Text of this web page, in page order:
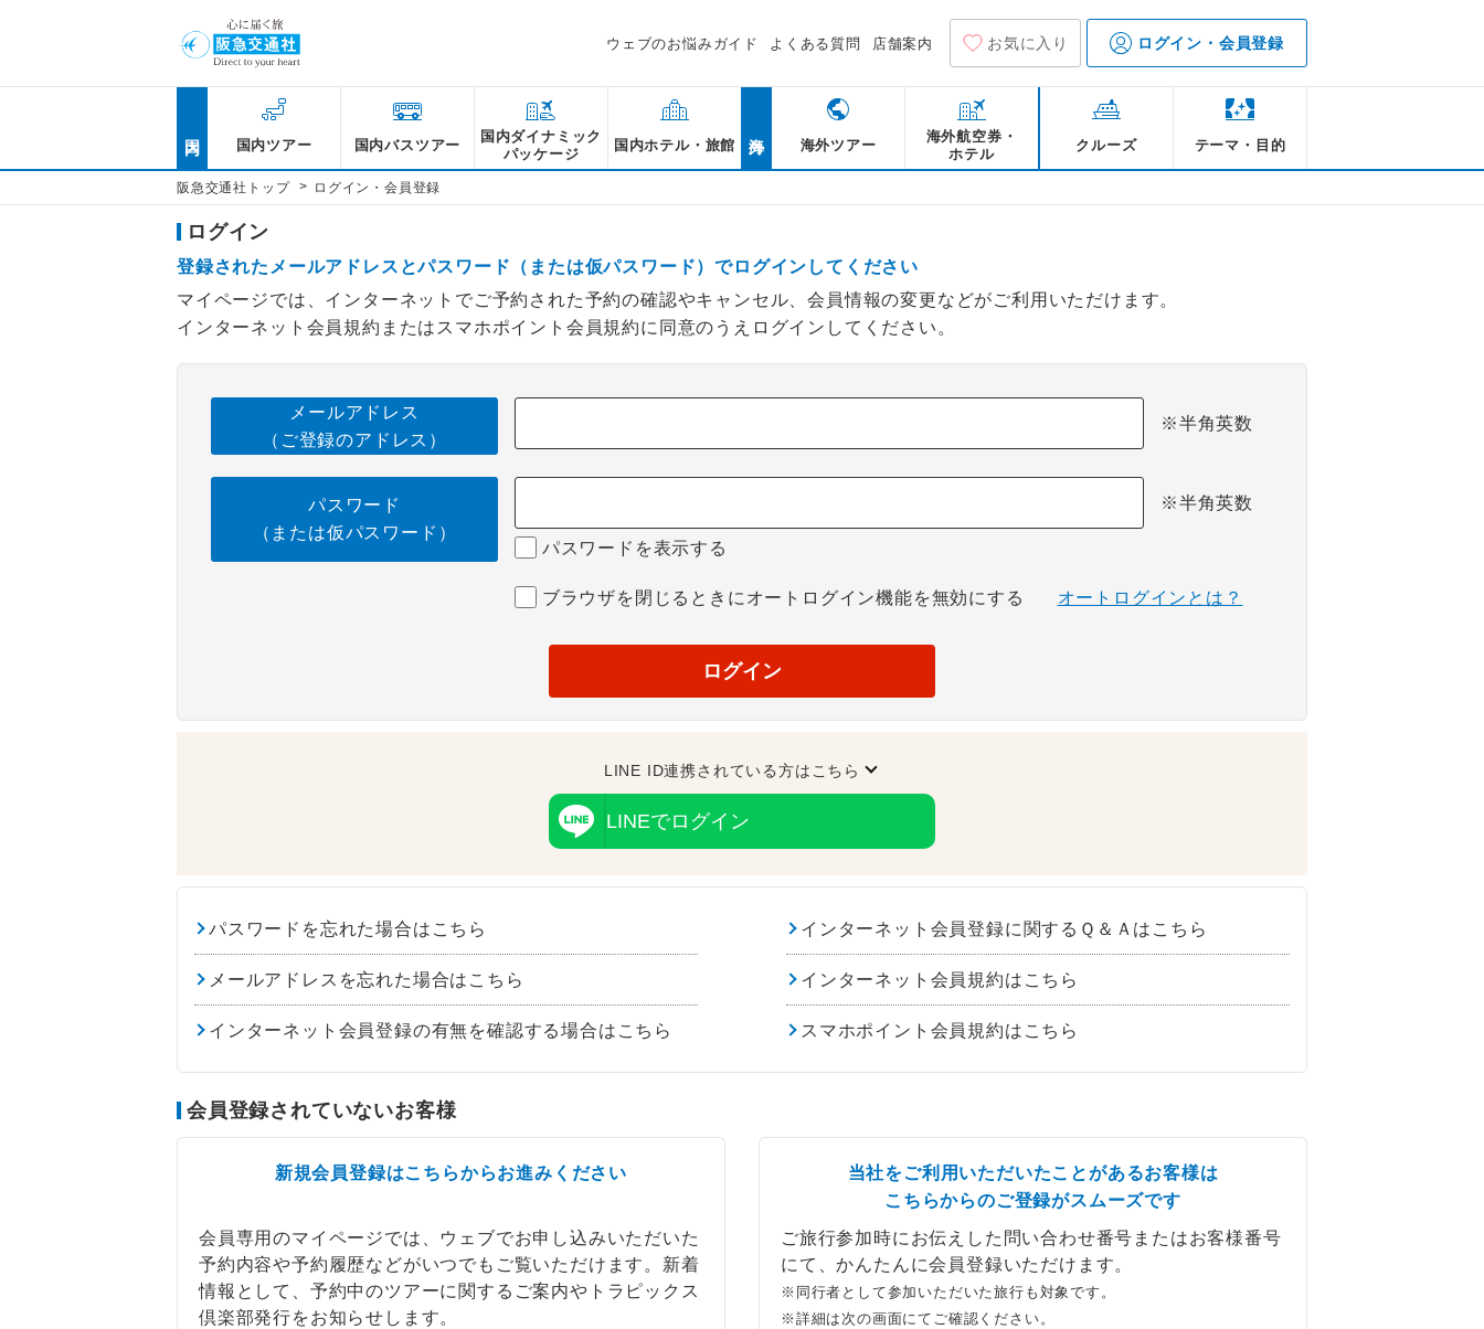
ウェブのお悩みガイド よくある質問 店舗案内 お気に入り ログイン・会員登録
国内ツアー 国内バスツアー
国内ダイナミック
パッケージ
国内ホテル・旅館 海外ツアー
海外航空券・
ホテル
クルーズ テーマ・目的
阪急交通社トップ > ログイン・会員登録
ログイン
登録されたメールアドレスとパスワード（または仮パスワード）でログインしてください
マイページでは、インターネットでご予約された予約の確認やキャンセル、会員情報の変更などがご利用いただけます。
インターネット会員規約またはスマホポイント会員規約に同意のうえログインしてください。
メールアドレス
（ご登録のアドレス）
※半角英数
パスワード
（または仮パスワード）
※半角英数
パスワードを表示する
ブラウザを閉じるときにオートログイン機能を無効にする オートログインとは？
ログイン
LINE ID連携されている方はこちら
LINEでログイン
パスワードを忘れた場合はこちら インターネット会員登録に関するＱ＆Ａはこちら
メールアドレスを忘れた場合はこちら インターネット会員規約はこちら
インターネット会員登録の有無を確認する場合はこちら スマホポイント会員規約はこちら
会員登録されていないお客様
新規会員登録はこちらからお進みください
会員専用のマイページでは、ウェブでお申し込みいただいた
予約内容や予約履歴などがいつでもご覧いただけます。新着
情報として、予約中のツアーに関するご案内やトラピックス
倶楽部発行をお知らせします。
当社をご利用いただいたことがあるお客様は
こちらからのご登録がスムーズです
ご旅行参加時にお伝えした問い合わせ番号またはお客様番号
にて、かんたんに会員登録いただけます。
※同行者として参加いただいた旅行も対象です。
※詳細は次の画面にてご確認ください。